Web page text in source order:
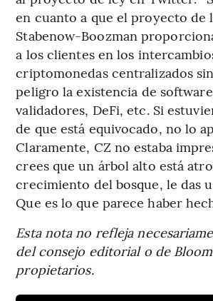
en cuanto a que el proyecto de
Stabenow-Boozman
a los clientes en los
criptomonedas centralizados
peligro la existencia de
validadores, DeFi, etc. Si
de que está equivocado, no lo
Claramente, CZ no estaba
crees que un árbol alto está
crecimiento del bosque, le das
Que es lo que parece haber
Esta nota no refleja
del consejo editorial o de
propietarios.